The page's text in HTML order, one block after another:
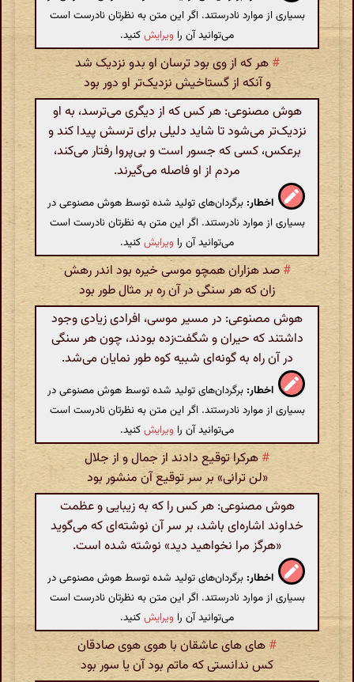
بسیاری از موارد نادرستند. اگر این متن به نظرتان نادرست است
می‌توانید آن را ویرایشکنید.
# هر که از وی بود ترسان او بدو نزدیک شد
و آنکه از گستاخیش نزدیک‌تر او دور بود
هوش مصنوعی: هر کس که از دیگری می‌ترسد، به او
نزدیک‌تر می‌شود تا شاید دلیلی برای ترسش پیدا کند و
برعکس، کسی که جسور است و بی‌پروا رفتار می‌کند،
مردم از او فاصله می‌گیرند.
اخطار: برگردان‌های تولید شده توسط هوش مصنوعی در
بسیاری از موارد نادرستند. اگر این متن به نظرتان نادرست است
می‌توانید آن را ویرایشکنید.
# صد هزاران همچو موسی خیره بود اندر رهش
زان که هر سنگی در آن ره بر مثال طور بود
هوش مصنوعی: در مسیر موسی، افرادی زیادی وجود
داشتند که حیران و شگفت‌زده بودند، چون هر سنگی
در آن راه به گونه‌ای شبیه کوه طور نمایان می‌شد.
اخطار: برگردان‌های تولید شده توسط هوش مصنوعی در
بسیاری از موارد نادرستند. اگر این متن به نظرتان نادرست است
می‌توانید آن را ویرایشکنید.
# هرکرا توقیع دادند از جمال و از جلال
«لن ترانی» بر سر توقیع آن منشور بود
هوش مصنوعی: هر کس را که به زیبایی و عظمت
خداوند اشاره‌ای باشد، بر سر آن نوشته‌ای که می‌گوید
«هرگز مرا نخواهید دید» نوشته شده است.
اخطار: برگردان‌های تولید شده توسط هوش مصنوعی در
بسیاری از موارد نادرستند. اگر این متن به نظرتان نادرست است
می‌توانید آن را ویرایشکنید.
# های های عاشقان با هوی هوی صادقان
کس ندانستی که ماتم بود آن یا سور بود